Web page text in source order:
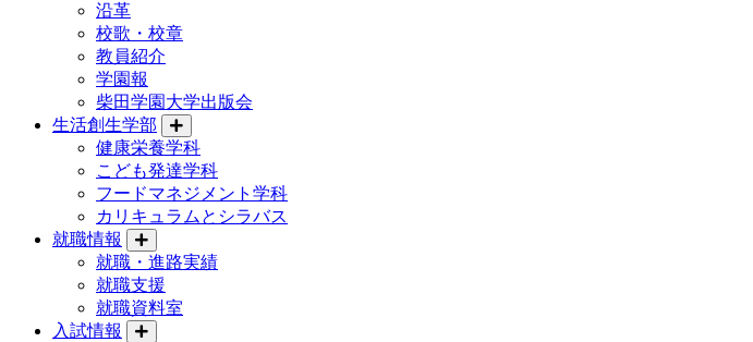
沿革
校歌・校章
教員紹介
学園報
柴田学園大学出版会
生活創生学部
健康栄養学科
こども発達学科
フードマネジメント学科
カリキュラムとシラバス
就職情報
就職・進路実績
就職支援
就職資料室
入試情報